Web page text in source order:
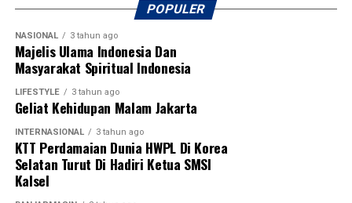
Kalimantan Selatan, KONI Kalimantan Selatan, serta
berbagai organisasi olahraga lainnya sebagai bentuk
komitmen bersama dalam memajukan sepak bola dan
melahirkan generasi atlet berprestasi di Banua.
[adv/adpim]
Post Views: 20
Sebarkan
POPULER
NASIONAL 3 tahun ago
Majelis Ulama Indonesia Dan
Masyarakat Spiritual Indonesia
LIFESTYLE 3 tahun ago
Geliat Kehidupan Malam Jakarta
INTERNASIONAL 3 tahun ago
KTT Perdamaian Dunia HWPL Di Korea
Selatan Turut Di Hadiri Ketua SMSI
Kalsel